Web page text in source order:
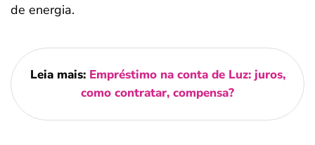
de energia.
Leia mais: Empréstimo na conta de Luz: juros,
como contratar, compensa?